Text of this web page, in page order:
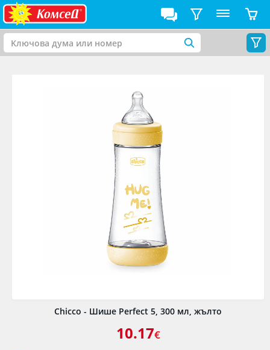
Chicco - Шише Perfect 5, 300 мл, жълто
10.17€